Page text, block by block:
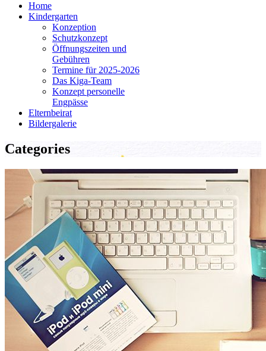
Home
Kindergarten
Konzeption
Schutzkonzept
Öffnungszeiten und
Gebühren
Termine für 2025-2026
Das Kiga-Team
Konzept personelle
Engpässe
Elternbeirat
Bildergalerie
Categories